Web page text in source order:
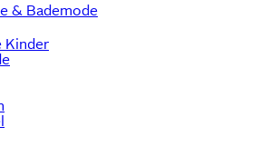
& Bademode
Kinder